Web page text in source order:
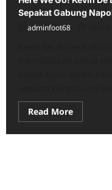
Sepakat Gabung
adminfoot68
Read MoreRead
more
Here